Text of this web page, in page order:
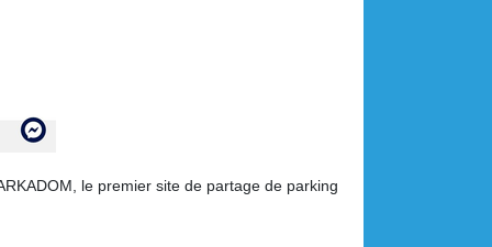
le premier site de partage de parking